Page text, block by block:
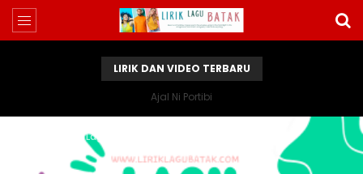
LIRIK DAN VIDEO TERBARU
Ajal Ni Portibi
Lirik Lagu Batak